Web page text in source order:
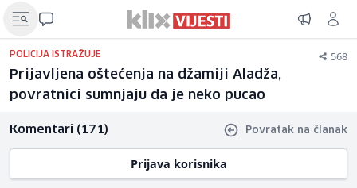
POLICIJA ISTRAŽUJE 568
Prijavljena oštećenja na džamiji Aladža,
povratnici sumnjaju da je neko pucao
Komentari (171) Povratak na članak
Prijava korisnika